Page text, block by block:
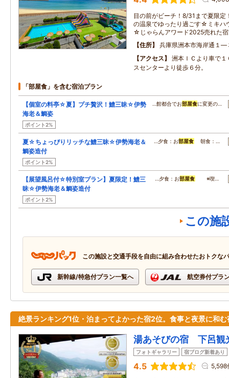
目の前がビーチ！8/31まで夏限定
の温泉でゆったり過ごす☆ミキハ
☆じゃらんアワード2025売れた
住所
兵庫県洲本市海岸通１
アクセス
洲本ＩＣより車で
スセンターより徒歩６分。
「部屋食」を含む宿泊プラン
【個室の料亭☆夏】プチ贅沢！鱧三昧☆伊勢
海老＆鯛姿
ポイント2%
…館都合でお部屋食に変更の…
夏☆ちょっぴりリッチな鱧三昧☆伊勢海老＆
鯛姿造付
ポイント2%
…夕食：お部屋食 朝食：…
【展望風呂付☆特別室プラン】夏限定！鱧三
昧☆伊勢海老＆鯛姿造付
ポイント2%
…夕食：お部屋食 ※喫…
この施
この施設と交通手段を自由に組み合わせたおトクな
新幹線/特急付プラン一覧へ 航空券付プラ
絶景ランキング1位・泊まってよかった宿2位。食事と夜景に和む
湯あそびの宿 下呂観
フォトギャラリー 宿ブログ新着あり
4.5 5,598